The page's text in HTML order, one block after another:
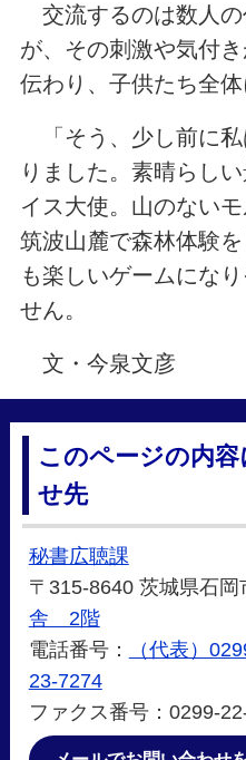
交流するのは数人の
が、その刺激や気付
伝わり、子供たち全体
「そう、少し前に私
りました。素晴らし
イス大使。山のない
筑波山麓で森林体験
も楽しいゲームにな
せん。
文・今泉文彦
このページの内
せ先
秘書広聴課
〒315-8640 茨城県石
舎 2階
電話番号：
（代表）
23-7274
ファクス番号：0299-